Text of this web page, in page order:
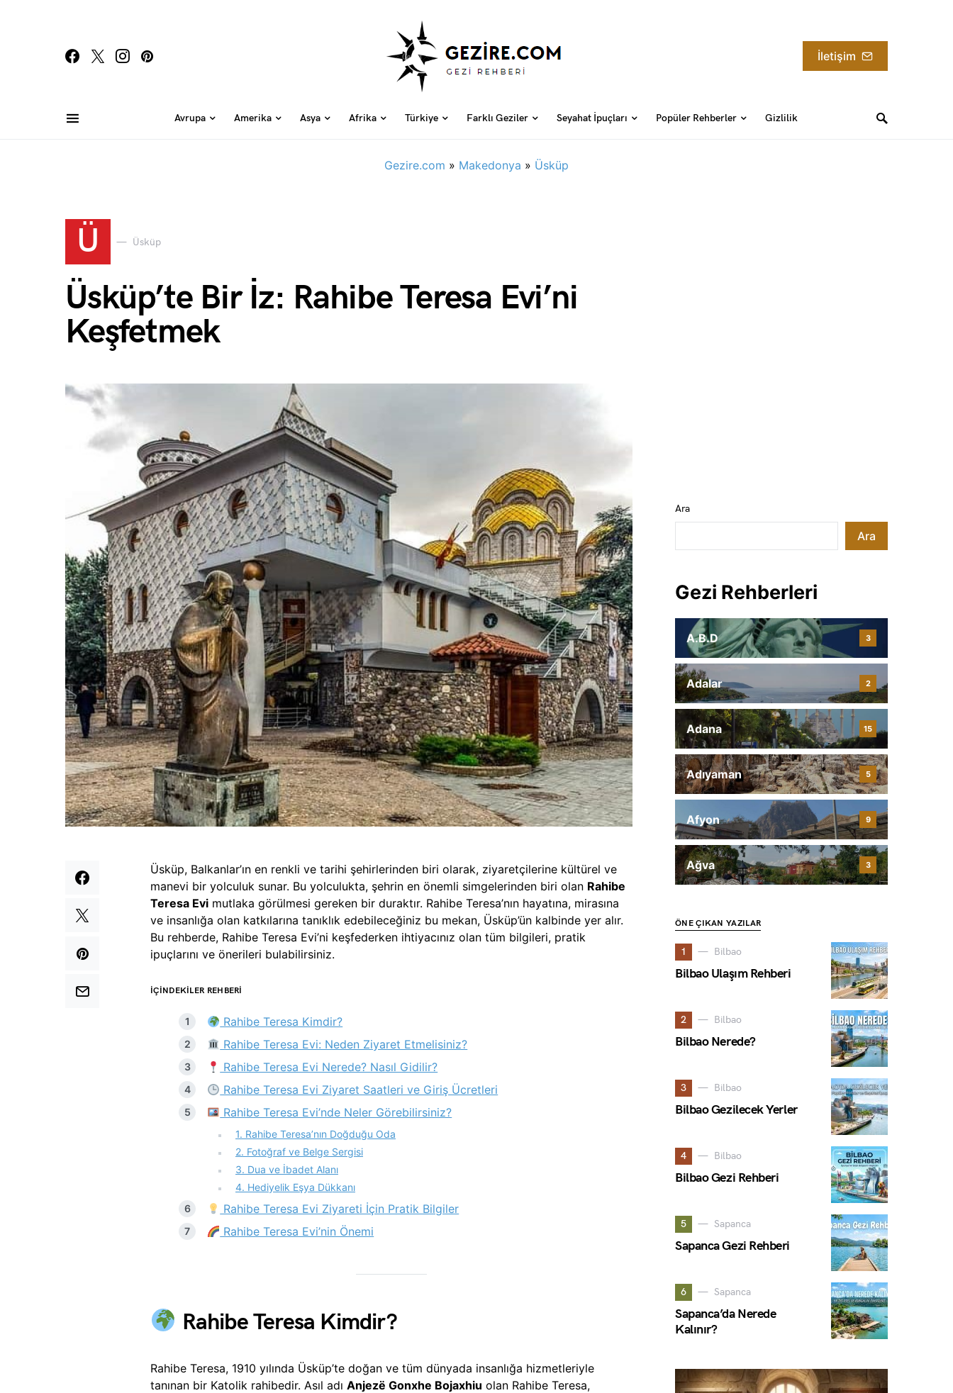
İletişim
Avrupa Amerika Asya Afrika Türkiye Farklı Geziler Seyahat İpuçları Popüler Rehberler Gizlilik
Gezire.com » Makedonya » Üsküp
Ü Üsküp
Üsküp’te Bir İz: Rahibe Teresa Evi’ni
Keşfetmek
Üsküp, Balkanlar’ın en renkli ve tarihi şehirlerinden biri olarak, ziyaretçilerine kültürel ve
manevi bir yolculuk sunar. Bu yolculukta, şehrin en önemli simgelerinden biri olan Rahibe
Teresa Evi mutlaka görülmesi gereken bir duraktır. Rahibe Teresa’nın hayatına, mirasına
ve insanlığa olan katkılarına tanıklık edebileceğiniz bu mekan, Üsküp’ün kalbinde yer alır.
Bu rehberde, Rahibe Teresa Evi’ni keşfederken ihtiyacınız olan tüm bilgileri, pratik
ipuçlarını ve önerileri bulabilirsiniz.
İÇINDEKILER REHBERI
Rahibe Teresa Kimdir?
Rahibe Teresa Evi: Neden Ziyaret Etmelisiniz?
Rahibe Teresa Evi Nerede? Nasıl Gidilir?
Rahibe Teresa Evi Ziyaret Saatleri ve Giriş Ücretleri
Rahibe Teresa Evi’nde Neler Görebilirsiniz?
1. Rahibe Teresa’nın Doğduğu Oda
2. Fotoğraf ve Belge Sergisi
3. Dua ve İbadet Alanı
4. Hediyelik Eşya Dükkanı
Rahibe Teresa Evi Ziyareti İçin Pratik Bilgiler
Rahibe Teresa Evi’nin Önemi
Rahibe Teresa Kimdir?
Rahibe Teresa, 1910 yılında Üsküp’te doğan ve tüm dünyada insanlığa hizmetleriyle
tanınan bir Katolik rahibedir. Asıl adı Anjezë Gonxhe Bojaxhiu olan Rahibe Teresa,
Ara
Ara
Gezi Rehberleri
A.B.D 3
Adalar 2
Adana 15
Adıyaman 5
Afyon 9
Ağva 3
ÖNE ÇIKAN YAZILAR
1 Bilbao
Bilbao Ulaşım Rehberi
2 Bilbao
Bilbao Nerede?
3 Bilbao
Bilbao Gezilecek Yerler
4 Bilbao
Bilbao Gezi Rehberi
5 Sapanca
Sapanca Gezi Rehberi
6 Sapanca
Sapanca’da Nerede
Kalınır?